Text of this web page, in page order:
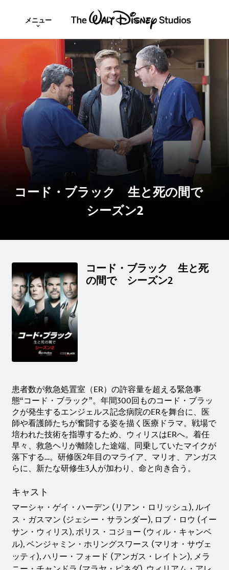
メニュー
コード・ブラック 生と死の間で
シーズン2
コード・ブラック 生と死
の間で シーズン2
患者数が救急処置室（ER）の許容量を超える緊急事
態“コード・ブラック”。年間300回ものコード・ブラッ
クが発生するエンジェルス記念病院のERを舞台に、医
師や看護師たちが奮闘する姿を描く医療ドラマ。戦場で
培われた技術を指導するため、ウィリスはERへ。着任
早々、救急ヘリが離陸した途端、同乗していたマイクが
落下する…。研修医2年目のマライア、マリオ、アンガス
らに、新たな研修生3人が加わり、命と向き合う。
キャスト
マーシャ・ゲイ・ハーデン (リアン・ロリッシュ), ルイ
ス・ガスマン (ジェシー・サランダー), ロブ・ロウ (イー
サン・ウィリス), ボリス・コジョー (ウィル・キャンベ
ル), ベンジャミン・ホリングスワース (マリオ・サヴェ
ッティ), ハリー・フォード (アンガス・レイトン), メラ